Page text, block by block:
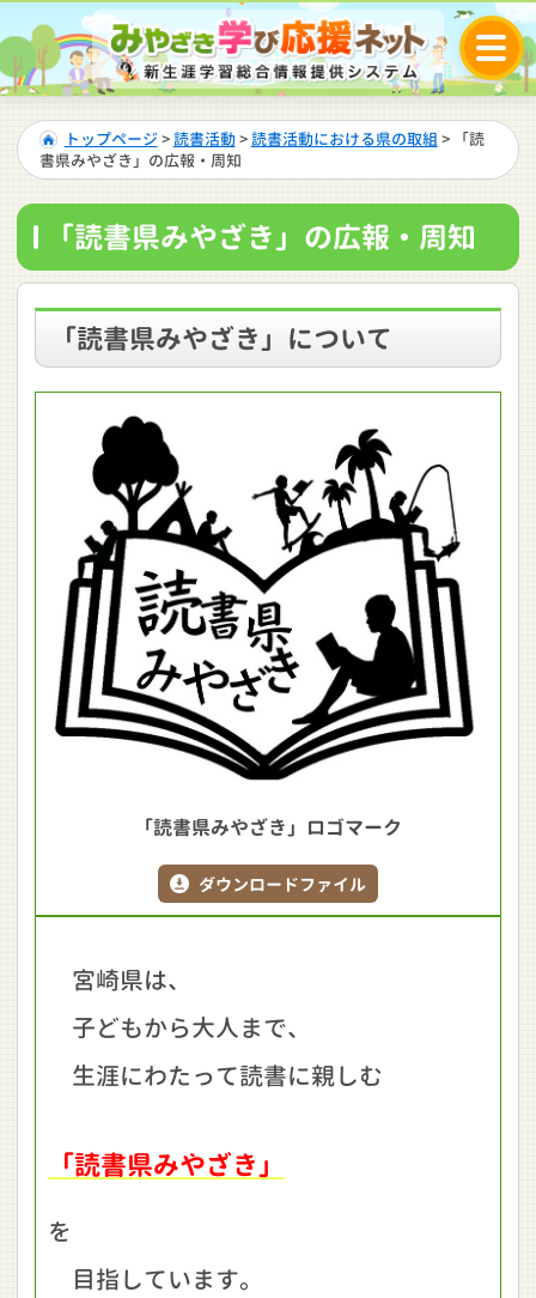
トップページ >読書活動>読書活動における県の取組> 「読
書県みやざき」の広報・周知
「読書県みやざき」の広報・周知
「読書県みやざき」について
「読書県みやざき」ロゴマーク
ダウンロードファイル
宮崎県は、
子どもから大人まで、
生涯にわたって読書に親しむ
「読書県みやざき」
を
目指しています。